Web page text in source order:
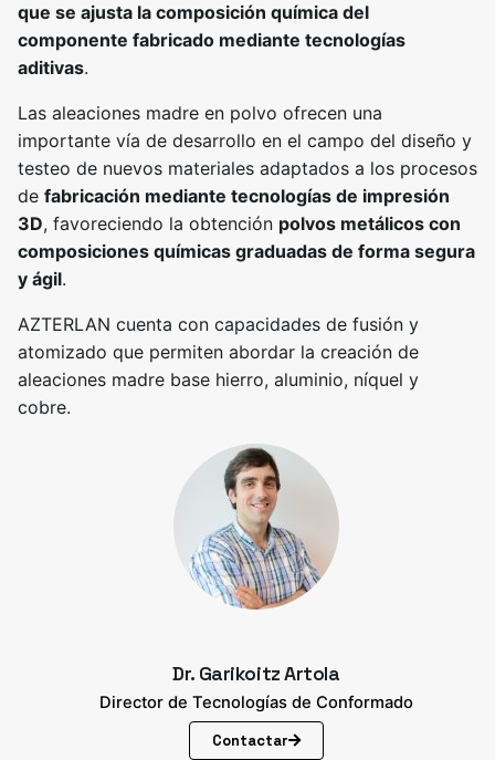
que se ajusta la composición química del
componente fabricado mediante tecnologías
aditivas.
Las aleaciones madre en polvo ofrecen una
importante vía de desarrollo en el campo del diseño y
testeo de nuevos materiales adaptados a los procesos
de fabricación mediante tecnologías de impresión
3D, favoreciendo la obtención polvos metálicos con
composiciones químicas graduadas de forma segura
y ágil.
AZTERLAN cuenta con capacidades de fusión y
atomizado que permiten abordar la creación de
aleaciones madre base hierro, aluminio, níquel y
cobre.
Dr. Garikoitz Artola
Director de Tecnologías de Conformado
Contactar